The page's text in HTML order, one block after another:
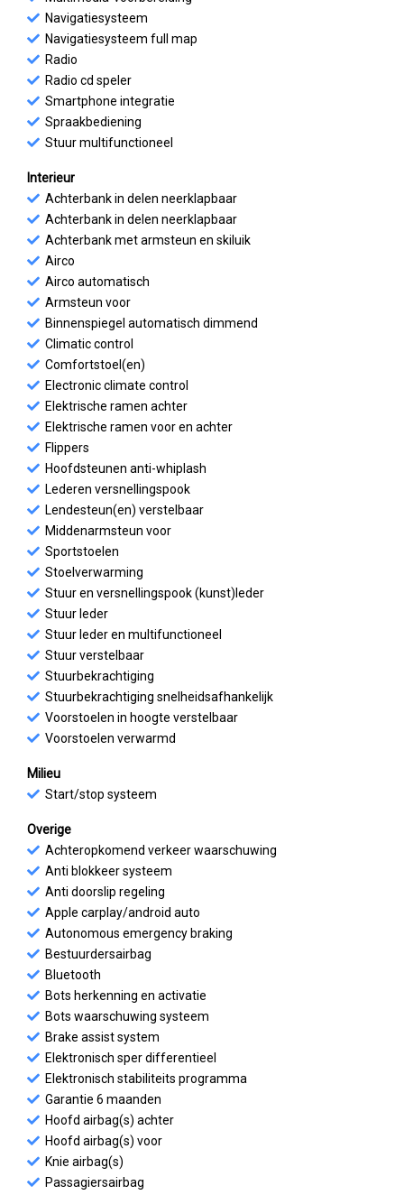
Navigatiesysteem
Navigatiesysteem full map
Radio
Radio cd speler
Smartphone integratie
Spraakbediening
Stuur multifunctioneel
Interieur
Achterbank in delen neerklapbaar
Achterbank in delen neerklapbaar
Achterbank met armsteun en skiluik
Airco
Airco automatisch
Armsteun voor
Binnenspiegel automatisch dimmend
Climatic control
Comfortstoel(en)
Electronic climate control
Elektrische ramen achter
Elektrische ramen voor en achter
Flippers
Hoofdsteunen anti-whiplash
Lederen versnellingspook
Lendesteun(en) verstelbaar
Middenarmsteun voor
Sportstoelen
Stoelverwarming
Stuur en versnellingspook (kunst)leder
Stuur leder
Stuur leder en multifunctioneel
Stuur verstelbaar
Stuurbekrachtiging
Stuurbekrachtiging snelheidsafhankelijk
Voorstoelen in hoogte verstelbaar
Voorstoelen verwarmd
Milieu
Start/stop systeem
Overige
Achteropkomend verkeer waarschuwing
Anti blokkeer systeem
Anti doorslip regeling
Apple carplay/android auto
Autonomous emergency braking
Bestuurdersairbag
Bluetooth
Bots herkenning en activatie
Bots waarschuwing systeem
Brake assist system
Elektronisch sper differentieel
Elektronisch stabiliteits programma
Garantie 6 maanden
Hoofd airbag(s) achter
Hoofd airbag(s) voor
Knie airbag(s)
Passagiersairbag